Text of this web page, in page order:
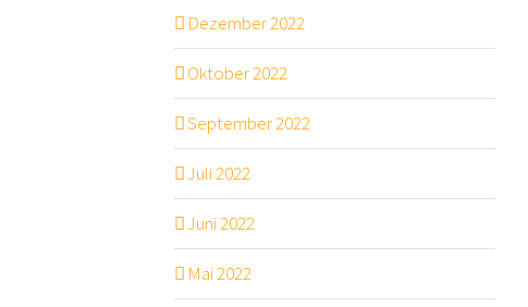
Dezember 2022
Oktober 2022
September 2022
Juli 2022
Juni 2022
Mai 2022